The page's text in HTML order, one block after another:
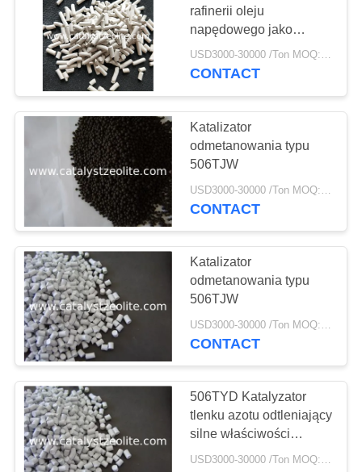
Katalizator HTS
Sito molekularne
zeolitowe
Agent odsiarczający
44
rafinerii oleju
napędowego jako
katalizatora
USD3000-30000 /Ton MOQ:1 KG
CONTACT
Katalizator
odmetanowania typu
506TJW
CONTACT
Katalizator
odmetanowania typu
506TJW
USD3000-30000 /Ton MOQ:1 KG
CONTACT
506TYD Katalyzator
tlenku azotu odtleniający
silne właściwości
mechaniczne
USD3000-30000 /Ton MOQ:1 KG